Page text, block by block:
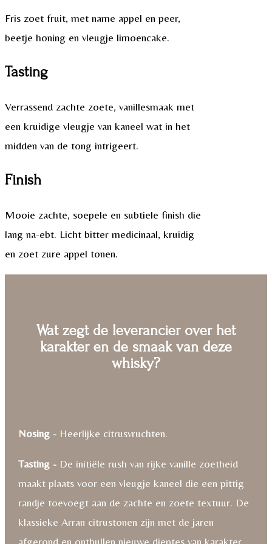
Fris zoet fruit, met name appel en peer,
beetje honing en vleugje limoencake.
Tasting
Verrassend zachte zoete, vanillesmaak met
een kruidige vleugje van kaneel wat in het
midden van de tong intrigeert.
Finish
Mooie zachte, soepele en subtiele finish die
lang na-ebt. Licht bitter medicinaal, kruidig
en zoet zure appel tonen.
Wat zegt de leverancier over het
karakter en de smaak van deze
whisky?
Nosing - Heerlijke citrusvruchten.
Tasting - De initiële rush van rijke vanille zoetheid
maakt plaats voor een vleugje kaneel die een pittig
randje toevoegt aan de zachte en zoete textuur. De
klassieke Arran citrustonen zijn met de jaren
afgerond en onthullen nieuwe dieptes van karakter